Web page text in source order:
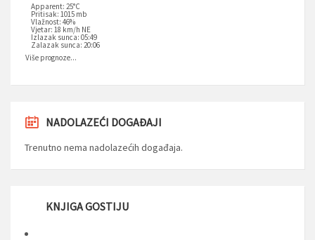
Apparent: 25°C
Pritisak: 1015 mb
Vlažnost: 46%
Vjetar: 18 km/h NE
Izlazak sunca: 05:49
Zalazak sunca: 20:06
Više prognoze...
NADOLAZEĆI DOGAĐAJI
Trenutno nema nadolazećih događaja.
KNJIGA GOSTIJU